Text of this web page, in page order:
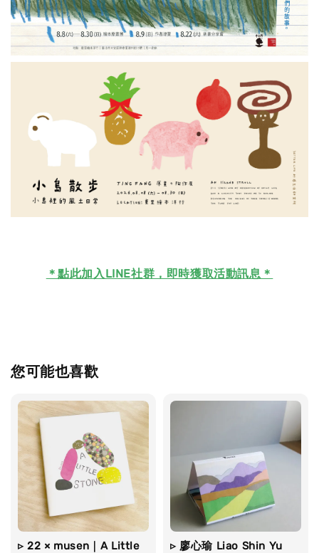
＊點此加入LINE社群，即時獲取活動訊息＊
您可能也喜歡
▹ 22 × musen｜A Little
▹ 廖心瑜 Liao Shin Yu